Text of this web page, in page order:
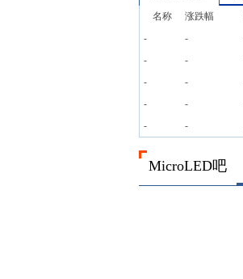
名称 涨跌幅
-
-
-
-
-
-
-
-
-
-
MicroLED吧